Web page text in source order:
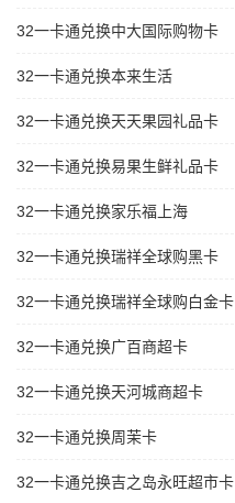
32一卡通兑换中大国际购物卡
32一卡通兑换本来生活
32一卡通兑换天天果园礼品卡
32一卡通兑换易果生鲜礼品卡
32一卡通兑换家乐福上海
32一卡通兑换瑞祥全球购黑卡
32一卡通兑换瑞祥全球购白金卡
32一卡通兑换广百商超卡
32一卡通兑换天河城商超卡
32一卡通兑换周茉卡
32一卡通兑换吉之岛永旺超市卡